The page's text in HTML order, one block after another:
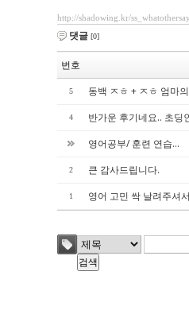
http://shadowing.kr/
댓글 [0]
번호
5 동백 ㅈㅎ + ㅈㅎ 엄마
4 반가운 후기네요.. 초딩
영어공부/ 훈련 연습...
2 큰 감사드립니다.
1 영어 고민 싹 날려주셔